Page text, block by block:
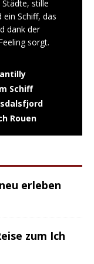
stille
Schiff, das
dank der
sorgt.
Schiff
Rouen
erleben
zum Ich